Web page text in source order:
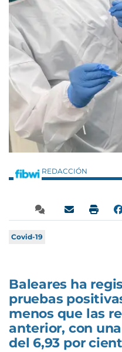
REDACCIÓN
Covid-19
Baleares ha
pruebas
menos que las
anterior, con
del 6,93 por